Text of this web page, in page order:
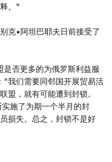
。"
克•阿坦巴耶夫日前接受了
否更多的为俄罗斯利益服
"我们需要同邻国开展贸易活
盟，就有可能遭到封锁。
施了为期一个半月的封
损失。总之，封锁不是好